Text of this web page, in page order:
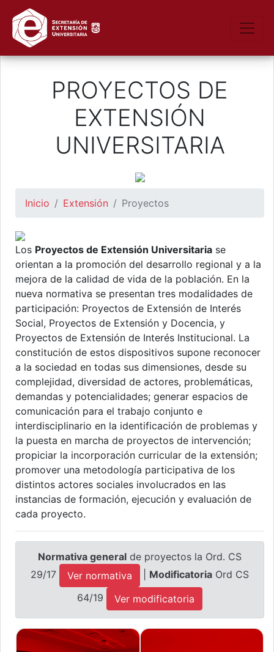
https://seu.unsl.edu.ar/
PROYECTOS DE
EXTENSIÓN
UNIVERSITARIA
Inicio Extensión Proyectos
Los Proyectos de Extensión Universitaria se
orientan a la promoción del desarrollo regional y a la
mejora de la calidad de vida de la población. En la
nueva normativa se presentan tres modalidades de
participación: Proyectos de Extensión de Interés
Social, Proyectos de Extensión y Docencia, y
Proyectos de Extensión de Interés Institucional. La
constitución de estos dispositivos supone reconocer
a la sociedad en todas sus dimensiones, desde su
complejidad, diversidad de actores, problemáticas,
demandas y potencialidades; generar espacios de
comunicación para el trabajo conjunto e
interdisciplinario en la identificación de problemas y
la puesta en marcha de proyectos de intervención;
propiciar la incorporación curricular de la extensión;
promover una metodología participativa de los
distintos actores sociales involucrados en las
instancias de formación, ejecución y evaluación de
cada proyecto.
Normativa general de proyectos la Ord. CS
29/17
Ver normativa Modificatoria Ord CS
64/19
Ver modificatoria